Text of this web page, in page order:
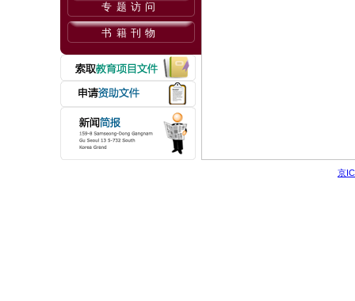
专题访问
书籍刊物
京